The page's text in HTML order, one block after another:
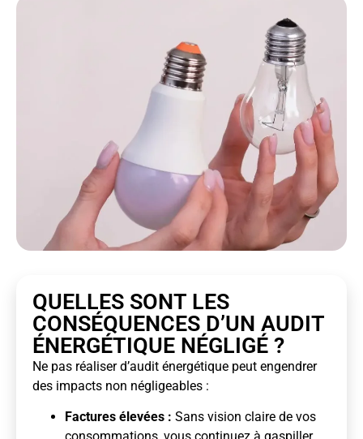
QUELLES SONT LES
CONSÉQUENCES D’UN AUDIT
ÉNERGÉTIQUE NÉGLIGÉ ?
Ne pas réaliser d’audit énergétique peut engendrer
des impacts non négligeables :
Factures élevées : Sans vision claire de vos